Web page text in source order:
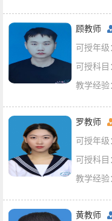
顾教师
可授年级
可授科目
教学经验
罗教师
可授年级
可授科目
教学经验
黄教师